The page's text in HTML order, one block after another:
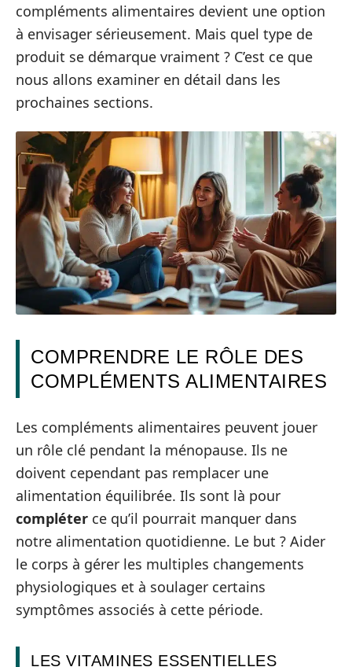
compléments alimentaires devient une option
à envisager sérieusement. Mais quel type de
produit se démarque vraiment ? C’est ce que
nous allons examiner en détail dans les
prochaines sections.
COMPRENDRE LE RÔLE DES
COMPLÉMENTS ALIMENTAIRES
Les compléments alimentaires peuvent jouer
un rôle clé pendant la ménopause. Ils ne
doivent cependant pas remplacer une
alimentation équilibrée. Ils sont là pour
compléter ce qu’il pourrait manquer dans
notre alimentation quotidienne. Le but ? Aider
le corps à gérer les multiples changements
physiologiques et à soulager certains
symptômes associés à cette période.
LES VITAMINES ESSENTIELLES